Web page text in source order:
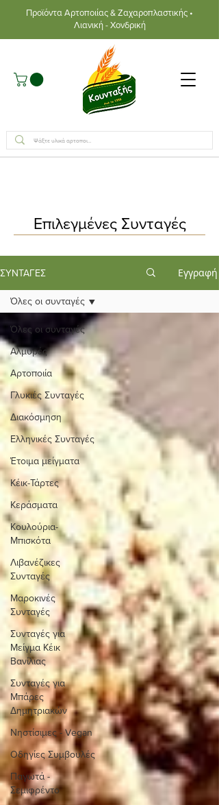
Προϊόντα Αρτοποιίας & Ζαχαροπλαστικής •
Λιανική - Χονδρική
Επιλεγμένες Συνταγές
ΣΥΝΤΑΓΕΣ Εγγραφή
Όλες οι συνταγές
Αλμυρές
Αρτοποιία
Γλυκιές Συνταγές
Διακόσμηση
Ελληνικές Συνταγές
Έτοιμα μείγματα
Κέικ-Τάρτες
Κεράσματα
Κουλούρια-
Μπισκότα
Λιβανέζικες
Συνταγές
Μαροκινές
Συνταγές
Συνταγές για
Μείγμα Κέικ
Βανίλιας
Συνταγές για
Μπάρες
Δημητριακών
Νηστίσιμες - Vegan
Οδηγίες Συμβουλές
Παγωτά -
Σεμιφρέντο
Όλες οι συνταγές